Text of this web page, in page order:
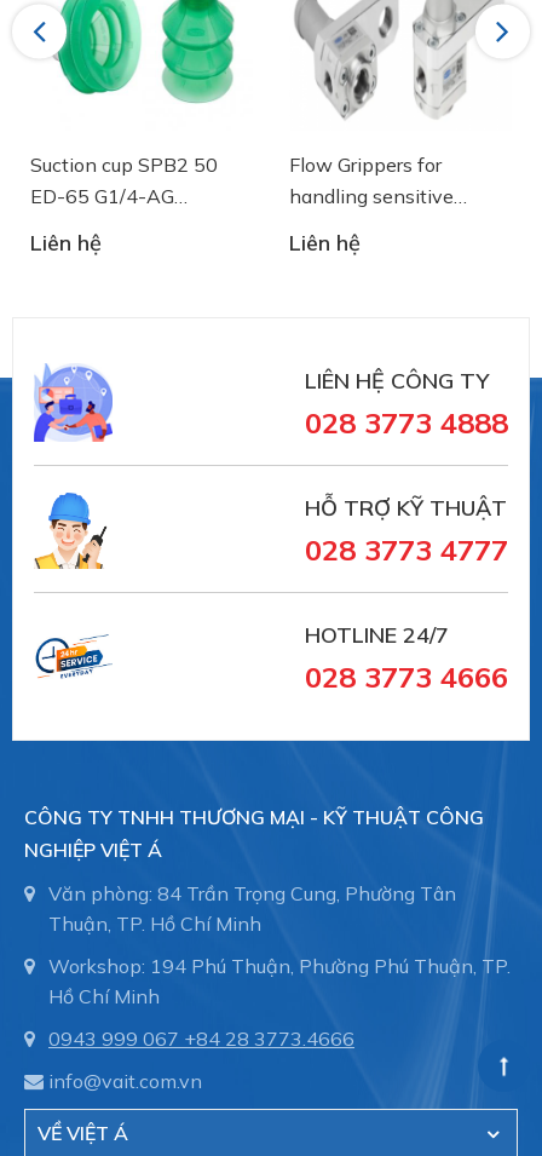
#10.01.06.00087 #SCHG00000675
#numhutchankhong #schmalz #phukiennang
#mayhotronangtrongluc #numhutchankhong #vait
#vieta
Schmalzlà Nhà cung cấp Thiết bị chân không
Schmalz cung cấp giải pháp hiệu quả trong lĩnh tự
động hóa, nâng chân không và công nghệ kẹp
phôi gỗ trong máy CNC.
Việt Á là đại diện ủy quyền của hãng Schmalz -
Previous
Suction cup SPB2 50
ED-65 G1/4-AG
- 10.01.06.03461 - Núm
hút chân không Schmalz
Liên hệ
Flow Grippers for
handling sensitive
components
Liên hệ
Next
LIÊN HỆ CÔNG TY
028 3773 4888
HỖ TRỢ KỸ THUẬT
028 3773 4777
HOTLINE 24/7
028 3773 4666
CÔNG TY TNHH THƯƠNG MẠI - KỸ THUẬT CÔNG
NGHIỆP VIỆT Á
Văn phòng: 84 Trần Trọng Cung, Phường Tân
Thuận, TP. Hồ Chí Minh
Workshop: 194 Phú Thuận, Phường Phú Thuận, TP.
Hồ Chí Minh
0943 999 067 +84 28 3773.4666
info@vait.com.vn
VỀ VIỆT Á